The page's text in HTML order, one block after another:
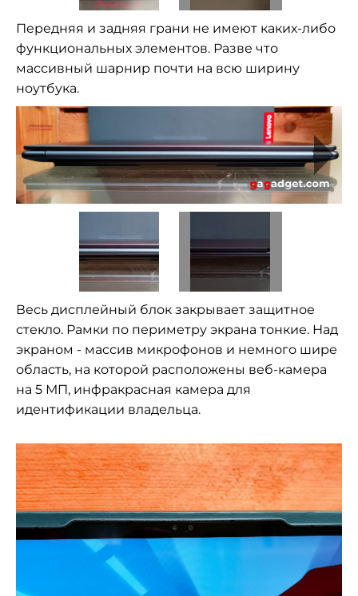
Передняя и задняя грани не имеют каких-либо
функциональных элементов. Разве что
массивный шарнир почти на всю ширину
ноутбука.
Весь дисплейный блок закрывает защитное
стекло. Рамки по периметру экрана тонкие. Над
экраном - массив микрофонов и немного шире
область, на которой расположены веб-камера
на 5 МП, инфракрасная камера для
идентификации владельца.